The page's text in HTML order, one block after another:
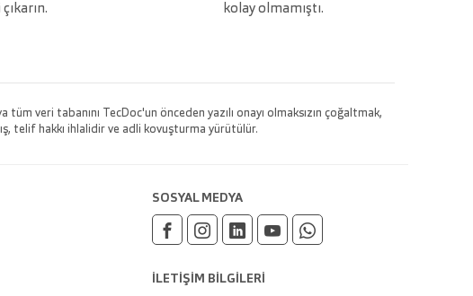
kolay olmamıştı.
veri tabanını TecDoc'un önceden yazılı onayı olmaksızın çoğaltmak,
telif hakkı ihlalidir ve adli kovuşturma yürütülür.
SOSYAL MEDYA
İLETİŞİM BİLGİLERİ